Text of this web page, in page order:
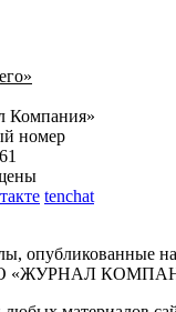
номер
tenchat
опубликованные
«ЖУРНАЛ